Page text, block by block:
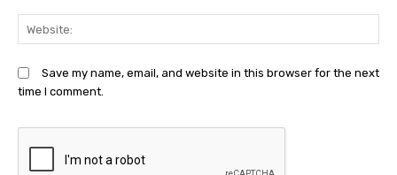
Save my name, email, and website in this browser for the next
time I comment.